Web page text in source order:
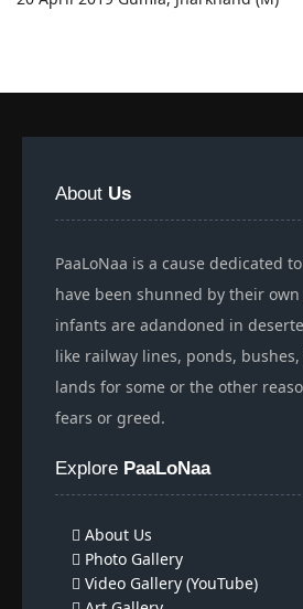
About Us
PaaLoNaa is a cause dedicated
have been shunned by their
infants are adandoned in
like railway lines, ponds,
lands for some or the other
fears or greed.
Explore PaaLoNaa
About Us
Photo Gallery
Video Gallery (YouTube)